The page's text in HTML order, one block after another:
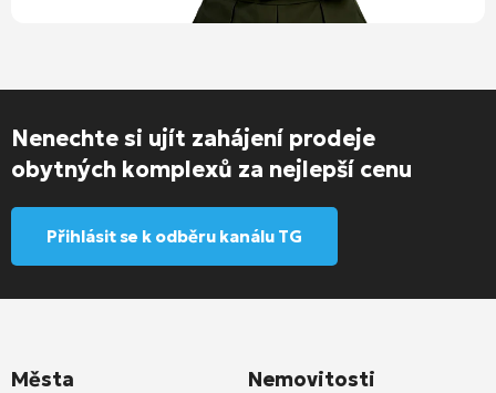
Nenechte si ujít zahájení prodeje
obytných komplexů za nejlepší cenu
Přihlásit se k odběru kanálu TG
Města Nemovitosti